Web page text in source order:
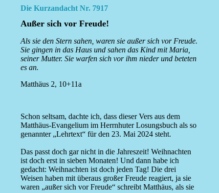
Die Kurzandacht Nr. 7917
Außer sich vor Freude!
Als sie den Stern sahen, waren sie außer sich vor Freude.
Sie gingen in das Haus und sahen das Kind mit Maria,
seiner Mutter. Sie warfen sich vor ihm nieder und beteten
es an.
Matthäus 2, 10+11a
Schon seltsam, dachte ich, dass dieser Vers aus dem
Matthäus-Evangelium im Herrnhuter Losungsbuch als so
genannter „Lehrtext“ für den 23. Mai 2024 steht.
Das passt doch gar nicht in die Jahreszeit! Weihnachten
ist doch erst in sieben Monaten! Und dann habe ich
gedacht: Weihnachten ist doch jeden Tag! Die drei
Weisen haben mit überaus großer Freude reagiert, ja sie
waren „außer sich vor Freude“ schreibt Matthäus, als sie